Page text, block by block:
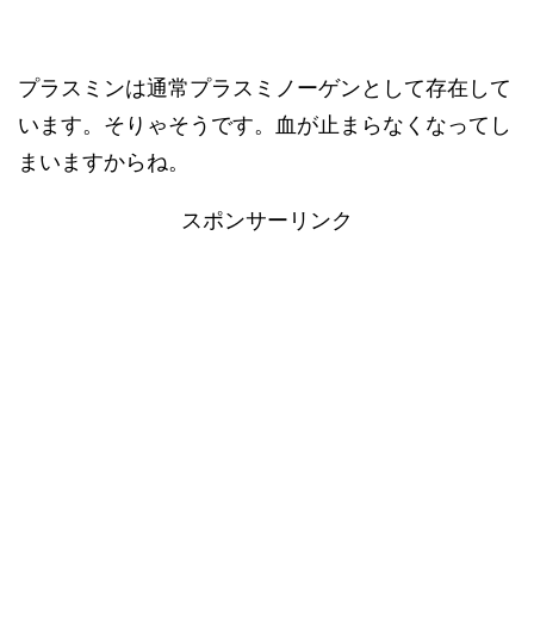
プラスミンは通常プラスミノーゲンとして存在して
います。そりゃそうです。血が止まらなくなってし
まいますからね。
スポンサーリンク